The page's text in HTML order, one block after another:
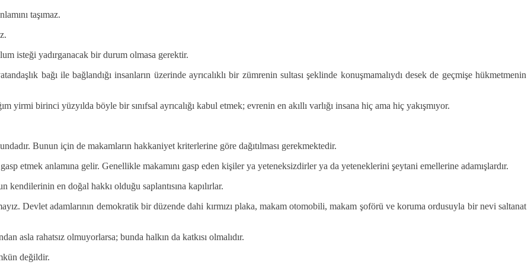
taşımaz.
isteği yadırganacak bir durum olmasa gerektir.
bağı ile bağlandığı insanların üzerinde ayrıcalıklı bir zümrenin sultası şeklinde konuşmamalıydı desek de geçmişe hükmetmenin
yirmi birinci yüzyılda böyle bir sınıfsal ayrıcalığı kabul etmek; evrenin en akıllı varlığı insana hiç ama hiç yakışmıyor.
Bunun için de makamların hakkaniyet kriterlerine göre dağıtılması gerekmektedir.
etmek anlamına gelir. Genellikle makamını gasp eden kişiler ya yeteneksizdirler ya da yeteneklerini şeytani emellerine adamışlardır.
en doğal hakkı olduğu saplantısına kapılırlar.
Devlet adamlarının demokratik bir düzende dahi kırmızı plaka, makam otomobili, makam şoförü ve koruma ordusuyla bir nevi saltanat
asla rahatsız olmuyorlarsa; bunda halkın da katkısı olmalıdır.
değildir.